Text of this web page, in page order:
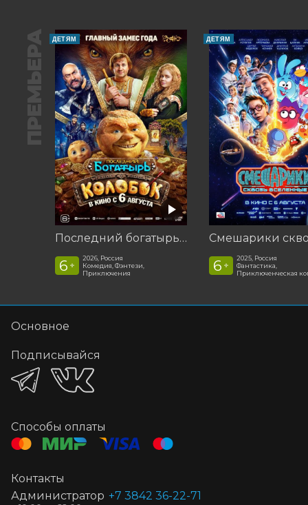
ПРЕМЬЕРА ДЕТЯМ
Последний богатырь. Колобок
6 +
2026, Россия
Комедия, Фэнтези,
Приключения
ДЕТЯМ
6 +
2025, Россия
Фантастика,
Приключенческая
Основное
Подписывайся
Способы оплаты
Контакты
Администратор +7 3842 36-22-71